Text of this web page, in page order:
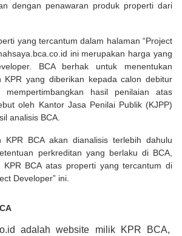
dengan penawaran produk properti dari
yang tercantum dalam halaman “Project
ini merupakan harga yang
BCA berhak untuk menentukan
KPR yang diberikan kepada calon debitur
hasil penilaian atas
oleh Kantor Jasa Penilai Publik (KJPP)
analisis BCA.
KPR BCA akan dianalisis terlebih dahulu
perkreditan yang berlaku di BCA,
KPR BCA atas properti yang tercantum di
Developer” ini.
adalah website milik KPR BCA,